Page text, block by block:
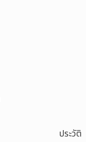
ประวัติ